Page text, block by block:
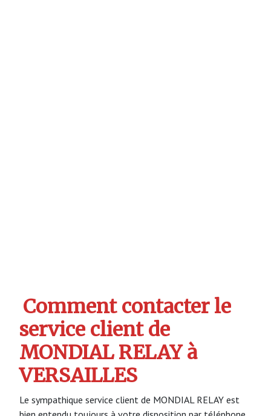
Comment contacter le
service client de
MONDIAL RELAY à
VERSAILLES
Le sympathique service client de MONDIAL RELAY est